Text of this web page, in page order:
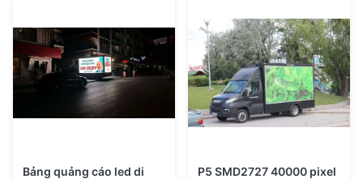
Bảng quảng cáo led di
P5 SMD2727 40000 pixel